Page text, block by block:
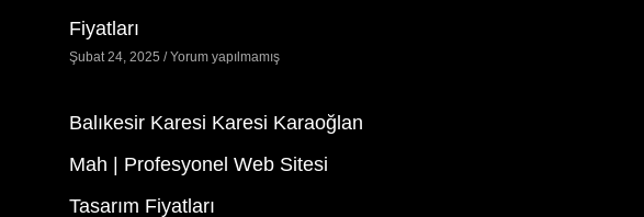
Fiyatları
Şubat 24, 2025 Yorum yapılmamış
Balıkesir Karesi Karesi Karaoğlan
Mah | Profesyonel Web Sitesi
Tasarım Fiyatları